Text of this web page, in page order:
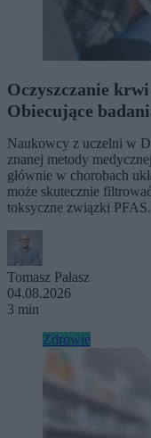
Oczyszczanie
Obiecujące
Naukowcy z uczelni w
znanej metody
głównie w chorobach
może skutecznie
toksyczne związki PFAS.
Tomasz Pałasz
04.08.2026
3 min
Zdrowie